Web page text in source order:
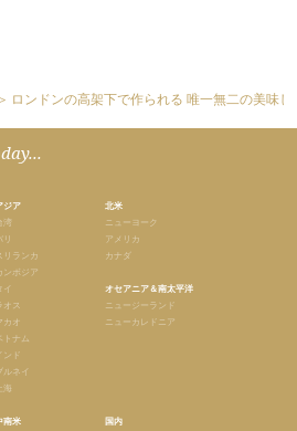
ロンドンの高架下で作られる 唯一無二の美味
ジア
湾
リ
リランカ
ンボジア
イ
オス
カオ
トナム
ンド
ルネイ
上海
南米
北米
ニューヨーク
アメリカ
カナダ
オセアニア＆南太平洋
ニュージーランド
ニューカレドニア
国内